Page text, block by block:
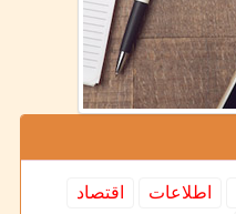
اطلاعات
اقتصاد